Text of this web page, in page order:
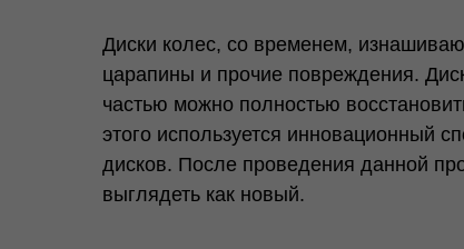
Диски колес, со временем,
царапины и прочие повреждения.
частью можно полностью
этого используется инновационный
дисков. После проведения данной
выглядеть как новый.